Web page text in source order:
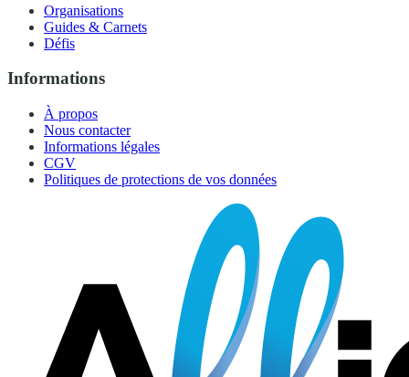
Organisations
Guides & Carnets
Défis
Informations
À propos
Nous contacter
Informations légales
CGV
Politiques de protections de vos données